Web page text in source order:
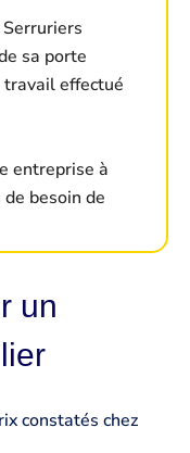
sa porte
effectué
entreprise à
besoin de
un
constatés chez